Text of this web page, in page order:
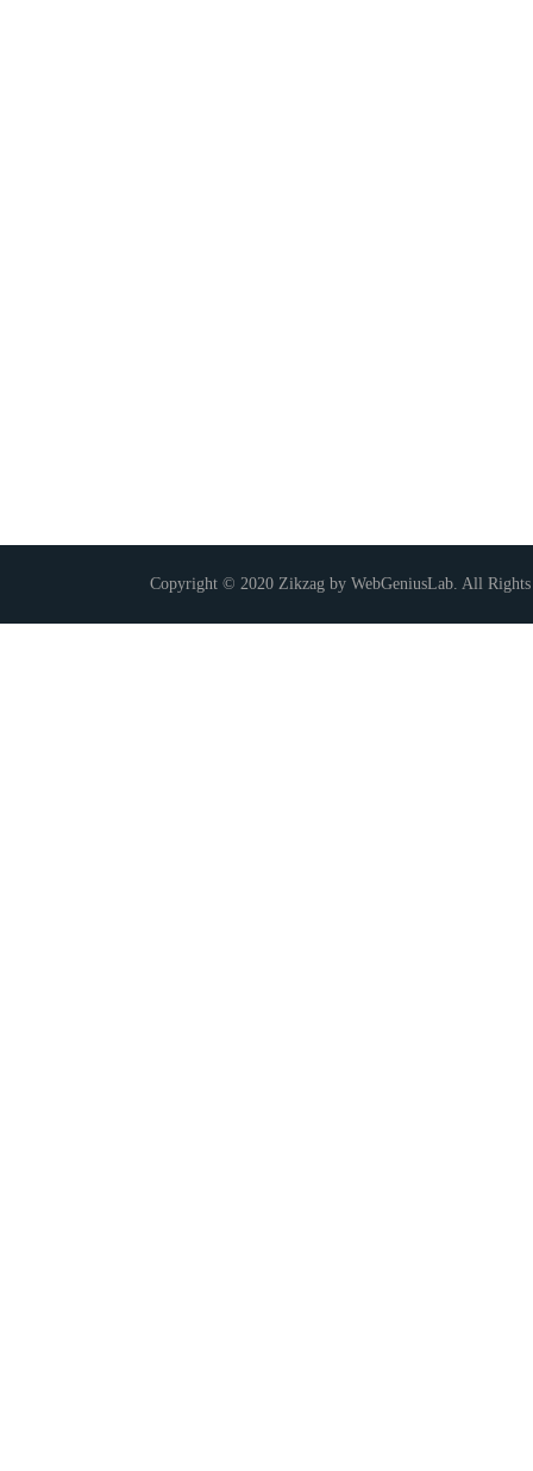
Copyright © 2020 Zikzag by WebGeniusLab. All Rights